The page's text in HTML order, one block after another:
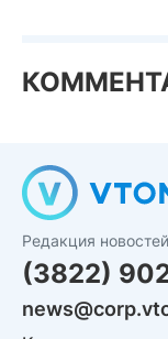
Редакция
(3822)